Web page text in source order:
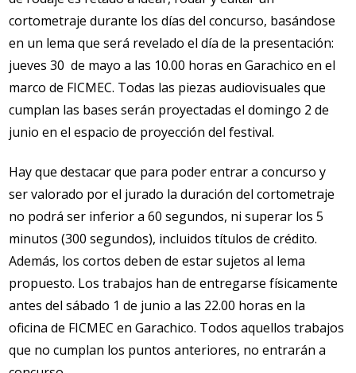
cortometraje durante los días del concurso, basándose
en un lema que será revelado el día de la presentación:
jueves 30 de mayo a las 10.00 horas en Garachico en el
marco de FICMEC. Todas las piezas audiovisuales que
cumplan las bases serán proyectadas el domingo 2 de
junio en el espacio de proyección del festival.
Hay que destacar que para poder entrar a concurso y
ser valorado por el jurado la duración del cortometraje
no podrá ser inferior a 60 segundos, ni superar los 5
minutos (300 segundos), incluidos títulos de crédito.
Además, los cortos deben de estar sujetos al lema
propuesto. Los trabajos han de entregarse físicamente
antes del sábado 1 de junio a las 22.00 horas en la
oficina de FICMEC en Garachico. Todos aquellos trabajos
que no cumplan los puntos anteriores, no entrarán a